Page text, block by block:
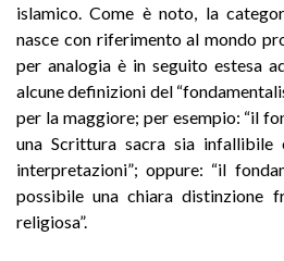
islamico. Come è noto, la
nasce con riferimento al mondo
per analogia è in seguito estesa
alcune definizioni del
per la maggiore; per esempio: “il
una Scrittura sacra sia
interpretazioni”; oppure: “il
possibile una chiara distinzione
religiosa”.